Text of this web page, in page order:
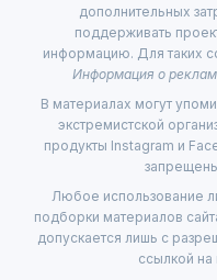
дополнительных
поддерживать
информацию. Для таких
Информация о
В материалах могут
экстремистской
продукты Instagram и
Любое использование
подборки материалов
допускается лишь с
ссылкой на